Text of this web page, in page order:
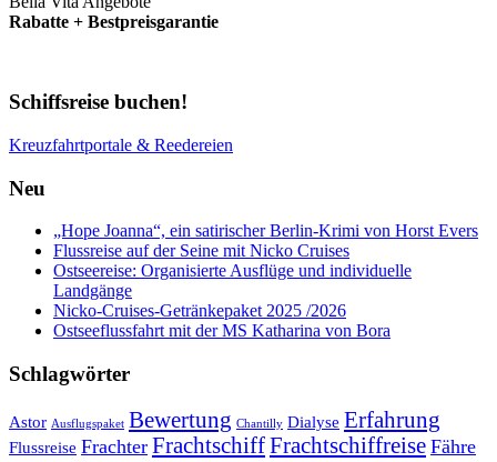
Rabatte + Bestpreisgarantie
Schiffsreise buchen!
Kreuzfahrtportale & Reedereien
Neu
„Hope Joanna“, ein satirischer Berlin-Krimi von Horst Evers
Flussreise auf der Seine mit Nicko Cruises
Ostseereise: Organisierte Ausflüge und individuelle
Landgänge
Nicko-Cruises-Getränkepaket 2025 /2026
Ostseeflussfahrt mit der MS Katharina von Bora
Schlagwörter
Astor Ausflugspaket Bewertung Chantilly Dialyse Erfahrung
Flussreise Frachter FrachtschiffFrachtschiffreise Fähre